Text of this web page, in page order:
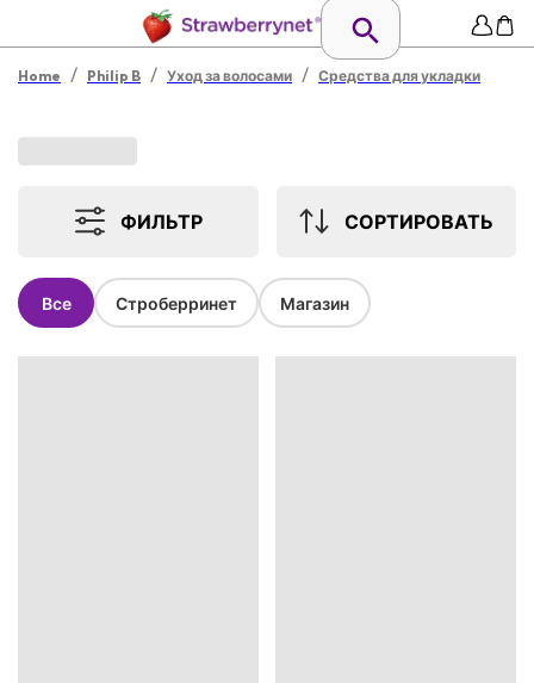
Home / Philip B / Уход за волосами / Средства для укладки
ФИЛЬТР СОРТИРОВАТЬ
Все Строберринет Магазин